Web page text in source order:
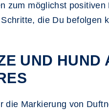
zum möglichst
die Du befolgen
UND HUND
Markierung von